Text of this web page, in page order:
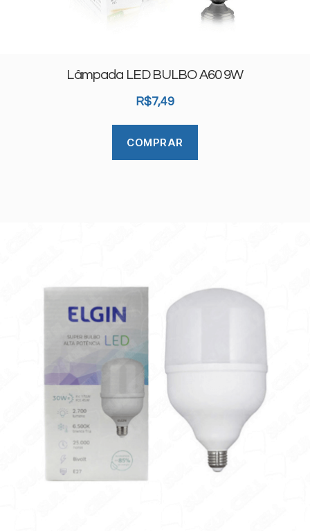
Lâmpada LED BULBO A60 9W
R$7,49
COMPRAR